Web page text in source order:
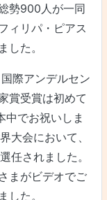
勢900人が一同
ィリパ・ピアス
た。
際アンデルセン
賞受賞は初めて
中でお祝いしま
大会において、
任されました。
まがビデオでご
た。